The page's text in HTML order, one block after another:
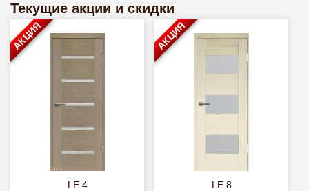
Текущие акции и скидки
LE 4
АКЦИЯ
LE 8
АКЦИЯ